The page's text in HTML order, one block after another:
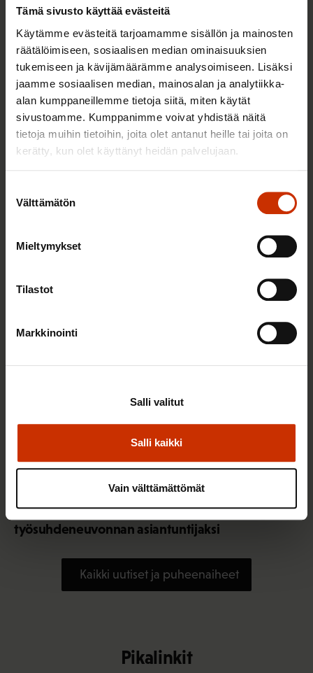
Tämä sivusto käyttää evästeitä
Käytämme evästeitä tarjoamamme sisällön ja mainosten
räätälöimiseen, sosiaalisen median ominaisuuksien
tukemiseen ja kävijämäärämme analysoimiseen. Lisäksi
jaamme sosiaalisen median, mainosalan ja analytiikka-
alan kumppaneillemme tietoja siitä, miten käytät
sivustoamme. Kumppanimme voivat yhdistää näitä
tietoja muihin tietoihin, joita olet antanut heille tai joita on
kerätty, kun olet käyttänyt heidän palvelujaan.
valinta
Välttämätön
Mieltymykset
Tilastot
Markkinointi
Salli kaikki
Salli valitut
Vain välttämättömät
TALOUS JA ELINKEINOELÄMÄ
SAK: Budjettiehdotus unohtaa työttömät
Elisa Väänänen on valittu SAK:n
työsuhdeneuvonnan asiantuntijaksi
Kaikki uutiset ja puheenaiheet
Pikalinkit